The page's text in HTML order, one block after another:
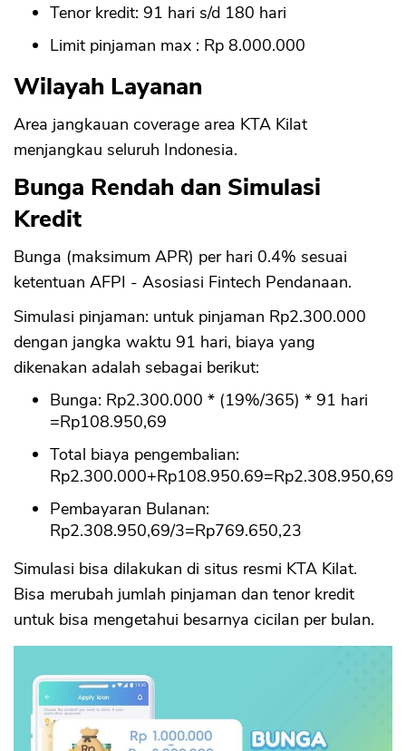
Tenor kredit: 91 hari s/d 180 hari
Limit pinjaman max : Rp 8.000.000
Wilayah Layanan
Area jangkauan coverage area KTA Kilat
menjangkau seluruh Indonesia.
Bunga Rendah dan Simulasi
Kredit
Bunga (maksimum APR) per hari 0.4% sesuai
ketentuan AFPI - Asosiasi Fintech Pendanaan.
Simulasi pinjaman: untuk pinjaman Rp2.300.000
dengan jangka waktu 91 hari, biaya yang
dikenakan adalah sebagai berikut:
Bunga: Rp2.300.000 * (19%/365) * 91 hari
=Rp108.950,69
Total biaya pengembalian:
Rp2.300.000+Rp108.950.69=Rp2.308.950,69
Pembayaran Bulanan:
Rp2.308.950,69/3=Rp769.650,23
Simulasi bisa dilakukan di situs resmi KTA Kilat.
Bisa merubah jumlah pinjaman dan tenor kredit
untuk bisa mengetahui besarnya cicilan per bulan.